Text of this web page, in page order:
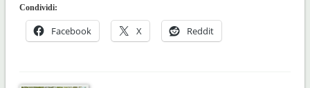
Condividi:
Facebook X Reddit